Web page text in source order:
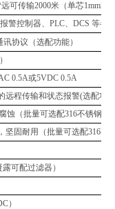
可传输2000米（单芯1mm2
警控制器、PLC、DCS 等各
讯协议 （选配功能）
0.5A或5VDC 0.5A
远程传输和状态报警(选配功
蚀（批量可选配316不锈钢壳
坚固耐用（批量可选配316不
可配过滤器）
）